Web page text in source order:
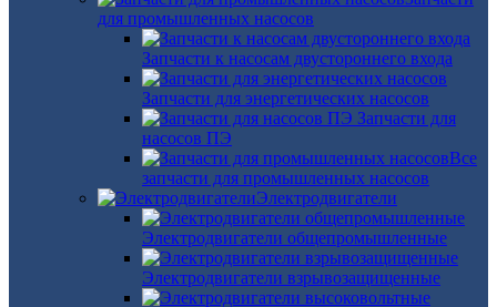
для промышленных насосов
Запчасти к насосам двустороннего входа
Запчасти для энергетических насосов
Запчасти для
насосов ПЭ
Все
запчасти для промышленных насосов
Электродвигатели
Электродвигатели общепромышленные
Электродвигатели взрывозащищенные